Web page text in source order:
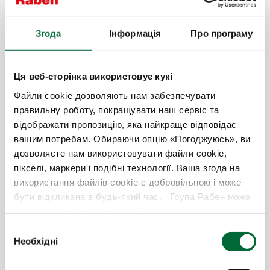
Згода Інформація Про програму
Ця веб-сторінка використовує кукі
Файли cookie дозволяють нам забезпечувати
правильну роботу, покращувати наш сервіс та
відображати пропозицію, яка найкраще відповідає
вашим потребам. Обираючи опцію «Погоджуюсь», ви
дозволяєте нам використовувати файли cookie,
пікселі, маркери і подібні технології. Ваша згода на
використання файлів cookie є добровільною і може
бути відкликана в будь-який час. Група Рабен може
Google, Facebook і Instagram – в маркетингових цілях.
Якщо ви хочете дізнатися більше і зрозуміти, як ми
Необхідні
тільки до платформи myRaben, де
розміщуються усі транспортні
замовлення, що дає змогу
відділ по роботі з клієнтами.
З «Рабен Україна» Ваш вантаж буде
доставлено швидко та надійно, а
співпраця буде приємною.
Порахувати вартість
вантажних перевезень в Києві.
Заповніть нашу коротку форму: